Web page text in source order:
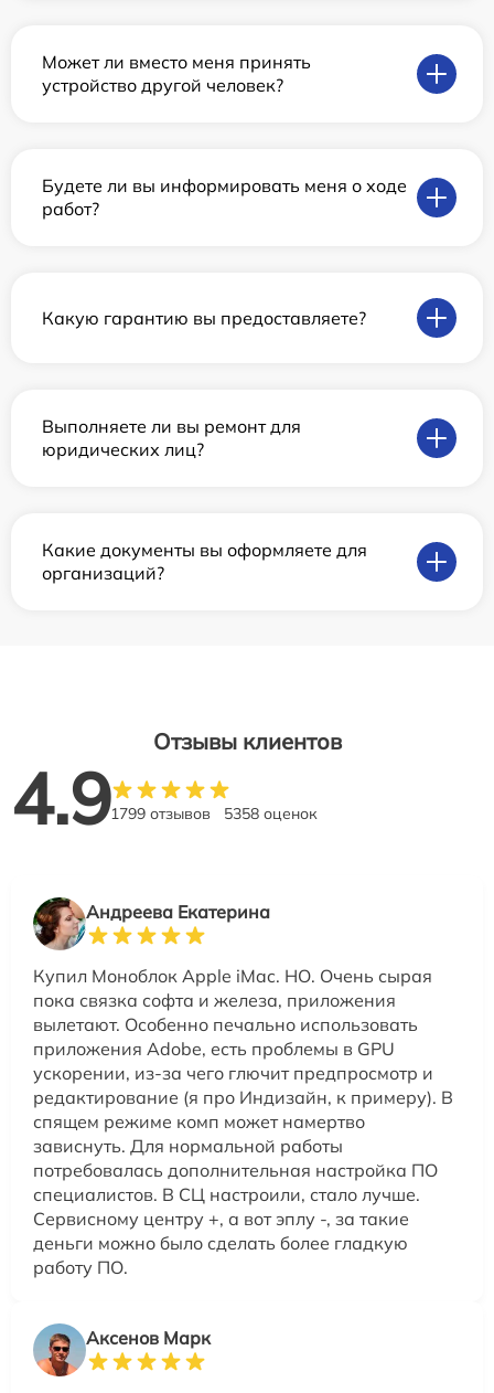
Может ли вместо меня принять
устройство другой человек?
Будете ли вы информировать меня о ходе
работ?
Какую гарантию вы предоставляете?
Выполняете ли вы ремонт для
юридических лиц?
Какие документы вы оформляете для
организаций?
Отзывы клиентов
4.91799 отзывов 5358 оценок
Андреева Екатерина
Купил Моноблок Apple iMac. НО. Очень сырая
пока связка софта и железа, приложения
вылетают. Особенно печально использовать
приложения Adobe, есть проблемы в GPU
ускорении, из-за чего глючит предпросмотр и
редактирование (я про Индизайн, к примеру). В
спящем режиме комп может намертво
зависнуть. Для нормальной работы
потребовалась дополнительная настройка ПО
специалистов. В СЦ настроили, стало лучше.
Сервисному центру +, а вот эплу -, за такие
деньги можно было сделать более гладкую
работу ПО.
Аксенов Марк